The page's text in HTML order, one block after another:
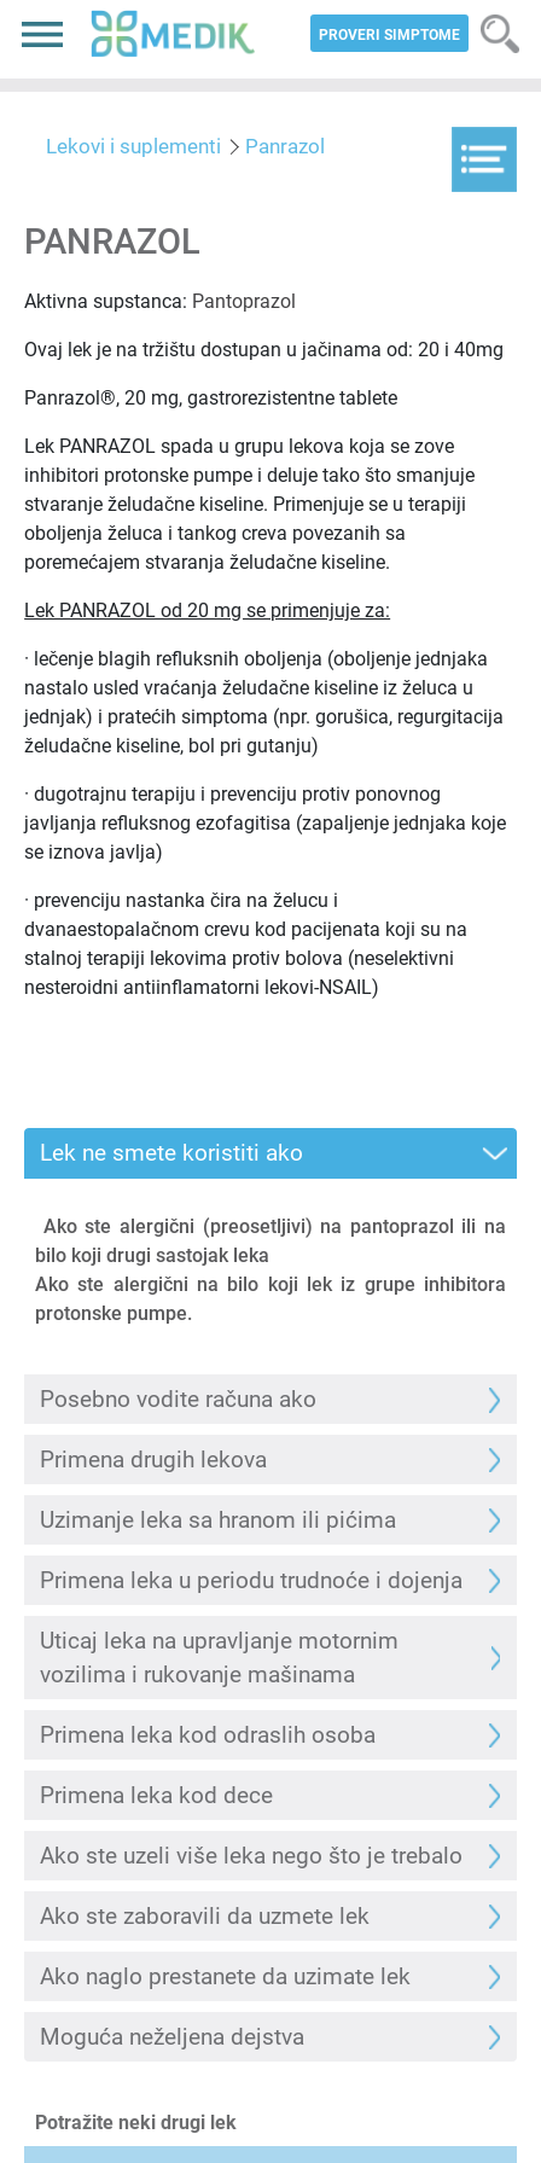
PROVERI SIMPTOME
Lekovi i suplementi Panrazol
PANRAZOL
Aktivna supstanca: Pantoprazol
Ovaj lek je na tržištu dostupan u jačinama od: 20 i 40mg
Panrazol®, 20 mg, gastrorezistentne tablete
Lek PANRAZOL spada u grupu lekova koja se zove
inhibitori protonske pumpe i deluje tako što smanjuje
stvaranje želudačne kiseline. Primenjuje se u terapiji
oboljenja želuca i tankog creva povezanih sa
poremećajem stvaranja želudačne kiseline.
Lek PANRAZOL od 20 mg se primenjuje za:
· lečenje blagih refluksnih oboljenja (oboljenje jednjaka
nastalo usled vraćanja želudačne kiseline iz želuca u
jednjak) i pratećih simptoma (npr. gorušica, regurgitacija
želudačne kiseline, bol pri gutanju)
· dugotrajnu terapiju i prevenciju protiv ponovnog
javljanja refluksnog ezofagitisa (zapaljenje jednjaka koje
se iznova javlja)
· prevenciju nastanka čira na želucu i
dvanaestopalačnom crevu kod pacijenata koji su na
stalnoj terapiji lekovima protiv bolova (neselektivni
nesteroidni antiinflamatorni lekovi-NSAIL)
Lek ne smete koristiti ako
Ako ste alergični (preosetljivi) na pantoprazol ili na
bilo koji drugi sastojak leka
Ako ste alergični na bilo koji lek iz grupe inhibitora
protonske pumpe.
Posebno vodite računa ako
Primena drugih lekova
Uzimanje leka sa hranom ili pićima
Primena leka u periodu trudnoće i dojenja
Uticaj leka na upravljanje motornim
vozilima i rukovanje mašinama
Primena leka kod odraslih osoba
Primena leka kod dece
Ako ste uzeli više leka nego što je trebalo
Ako ste zaboravili da uzmete lek
Ako naglo prestanete da uzimate lek
Moguća neželjena dejstva
Potražite neki drugi lek